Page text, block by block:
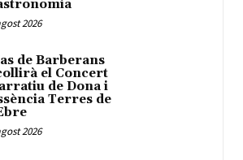
2026
de Barberans
el Concert
de Dona i
Terres de
2026